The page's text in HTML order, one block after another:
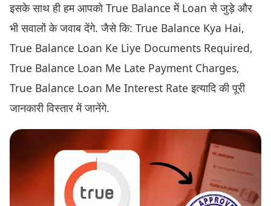
इसके साथ ही हम आपको True Balance में Loan से जुड़े और
भी सवालों के जवाब देंगे. जैसे कि: True Balance Kya Hai,
True Balance Loan Ke Liye Documents Required,
True Balance Loan Me Late Payment Charges,
True Balance Loan Me Interest Rate इत्यादि की पूरी
जानकारी विस्तार में जानेंगे.